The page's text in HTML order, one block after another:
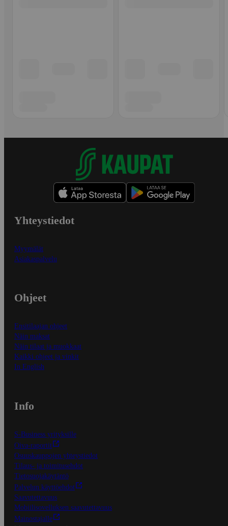
Yhteystiedot
Myymälät
Asiakaspalvelu
Ohjeet
Ensitilaajan ohjeet
Näin maksat
Näin tilaat ja muokkaat
Kaikki ohjeet ja vinkit
In English
Info
S-Business yrityksille
Oiva-raportit
Osuuskauppojen yhteystiedot
Tilaus- ja toimitusehdot
Tietosuojakäytäntö
Palvelun käyttöehdot
Saavutettavuus
Mobiilisovelluksen saavutettavuus
Mainostajalle